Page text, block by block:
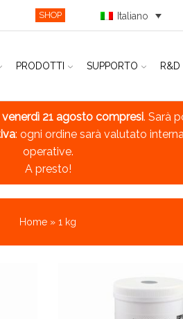
SHOP Italiano
PRODOTTI SUPPORTO R&D
21 agosto compresi. Sarà
: ogni ordine sarà valutato
operative.
A presto!
Home » 1 kg